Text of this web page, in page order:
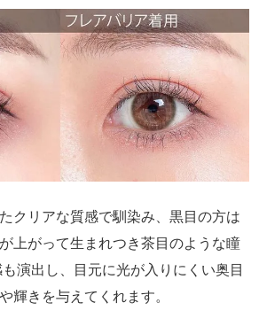
クリアな質感で馴染み、黒目の方は
上がって生まれつき茶目のような瞳
演出し、目元に光が入りにくい奥目
輝きを与えてくれます。